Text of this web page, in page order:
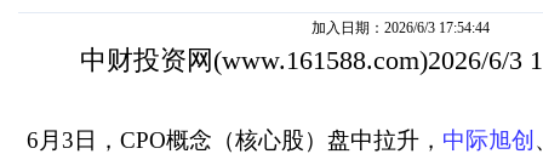
加入日期：2026/6/3 17:54:44
中财投资网 (www.161588.com)2026/6/3
6月3日，CPO概念（核心股）盘中拉升， 中际旭创